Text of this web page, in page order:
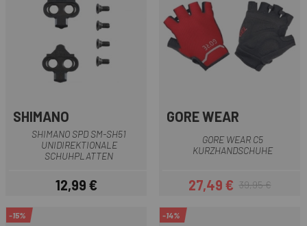
SHIMANO
SHIMANO SPD SM-SH51
UNIDIREKTIONALE
SCHUHPLATTEN
Preis
12,99 €
GORE WEAR
GORE WEAR C5
KURZHANDSCHUHE
Preis
27,49 €Regulärer Preis
39,95 €
-15% -14%